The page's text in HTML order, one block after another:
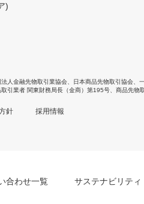
)
人金融先物取引業協会 日本商品先物取引協会
引業者 関東財務局長（金商）第195号、商品先物
針 採用情報
合わせ一覧 サステナビリティ